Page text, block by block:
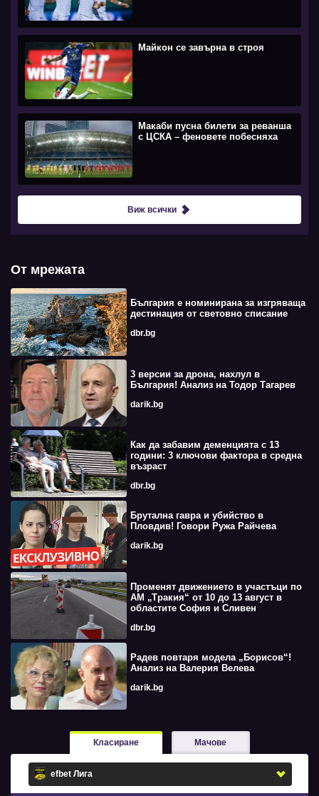
Майкон се завърна в строя
Макаби пусна билети за реванша
с ЦСКА – феновете побесняха
Виж всички
От мрежата
България е номинирана за изгряваща
дестинация от световно списание
dbr.bg
3 версии за дрона, нахлул в
България! Анализ на Тодор Тагарев
darik.bg
Как да забавим деменцията с 13
години: 3 ключови фактора в средна
възраст
dbr.bg
Брутална гавра и убийство в
Пловдив! Говори Ружа Райчева
darik.bg
Променят движението в участъци по
АМ „Тракия“ от 10 до 13 август в
областите София и Сливен
dbr.bg
Радев повтаря модела „Борисов“!
Анализ на Валерия Велева
darik.bg
Класиране Мачове